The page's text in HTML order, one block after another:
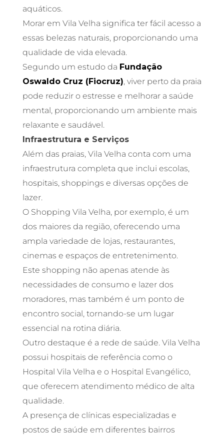
aquáticos.
Morar em Vila Velha significa ter fácil acesso a
essas belezas naturais, proporcionando uma
qualidade de vida elevada.
Segundo um estudo da Fundação
Oswaldo Cruz (Fiocruz), viver perto da praia
pode reduzir o estresse e melhorar a saúde
mental, proporcionando um ambiente mais
relaxante e saudável.
Infraestrutura e Serviços
Além das praias, Vila Velha conta com uma
infraestrutura completa que inclui escolas,
hospitais, shoppings e diversas opções de
lazer.
O Shopping Vila Velha, por exemplo, é um
dos maiores da região, oferecendo uma
ampla variedade de lojas, restaurantes,
cinemas e espaços de entretenimento.
Este shopping não apenas atende às
necessidades de consumo e lazer dos
moradores, mas também é um ponto de
encontro social, tornando-se um lugar
essencial na rotina diária.
Outro destaque é a rede de saúde. Vila Velha
possui hospitais de referência como o
Hospital Vila Velha e o Hospital Evangélico,
que oferecem atendimento médico de alta
qualidade.
A presença de clínicas especializadas e
postos de saúde em diferentes bairros